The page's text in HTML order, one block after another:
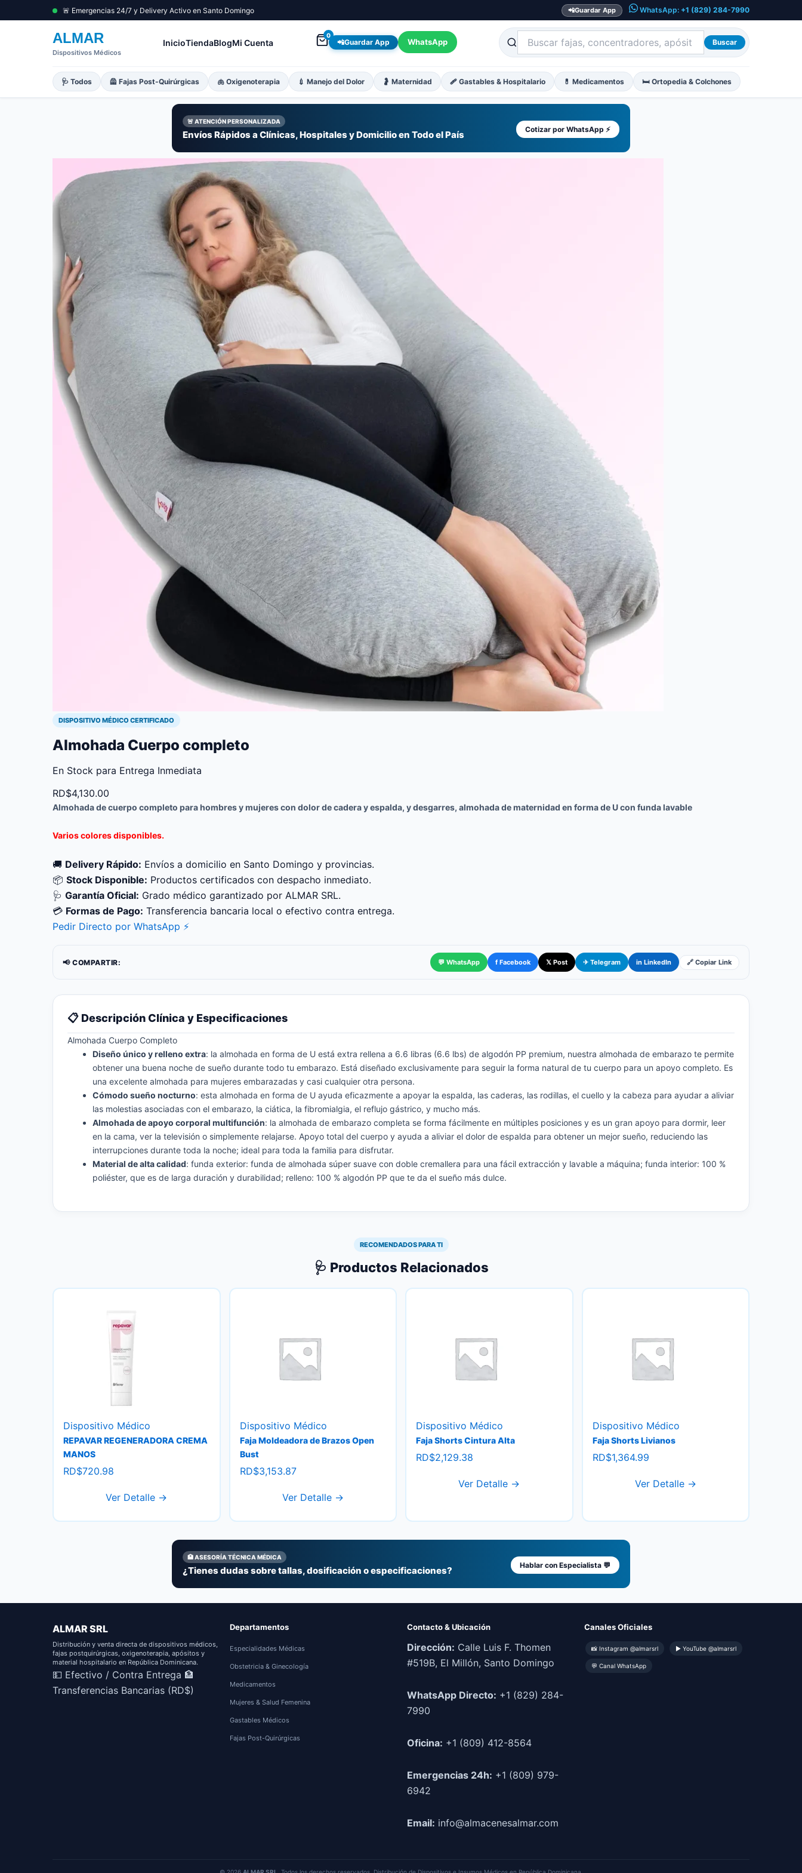
🚨 Emergencias 24/7 y Delivery Activo en Santo Domingo 📲Guardar App WhatsApp: +1 (829) 284-7990
ALMAR
Dispositivos Médicos
InicioTiendaBlogMi Cuenta
0
📲Guardar App WhatsApp Buscar
🩺 Todos 🦺 Fajas Post-Quirúrgicas 🫁 Oxigenoterapia 💉 Manejo del Dolor 🤰 Maternidad 🩹 Gastables & Hospitalario 💊 Medicamentos 🛏️ Ortopedia & Colchones
🚨 ATENCIÓN PERSONALIZADA
Envíos Rápidos a Clínicas, Hospitales y Domicilio en Todo el País Cotizar por WhatsApp ⚡
DISPOSITIVO MÉDICO CERTIFICADO
Almohada Cuerpo completo
En Stock para Entrega Inmediata
RD$4,130.00
Almohada de cuerpo completo para hombres y mujeres con dolor de cadera y espalda, y desgarres, almohada de maternidad en forma de U con funda lavable
Varios colores disponibles.
🚚 Delivery Rápido: Envíos a domicilio en Santo Domingo y provincias.
📦 Stock Disponible: Productos certificados con despacho inmediato.
🩺 Garantía Oficial: Grado médico garantizado por ALMAR SRL.
💳 Formas de Pago: Transferencia bancaria local o efectivo contra entrega.
Pedir Directo por WhatsApp ⚡
📢 COMPARTIR: 💬 WhatsApp f Facebook 𝕏 Post ✈ Telegram in LinkedIn 🔗 Copiar Link
📋 Descripción Clínica y Especificaciones
Almohada Cuerpo Completo
Diseño único y relleno extra: la almohada en forma de U está extra rellena a 6.6 libras (6.6 lbs) de algodón PP premium, nuestra almohada de embarazo te permite
obtener una buena noche de sueño durante todo tu embarazo. Está diseñado exclusivamente para seguir la forma natural de tu cuerpo para un apoyo completo. Es
una excelente almohada para mujeres embarazadas y casi cualquier otra persona.
Cómodo sueño nocturno: esta almohada en forma de U ayuda eficazmente a apoyar la espalda, las caderas, las rodillas, el cuello y la cabeza para ayudar a aliviar
las molestias asociadas con el embarazo, la ciática, la fibromialgia, el reflujo gástrico, y mucho más.
Almohada de apoyo corporal multifunción: la almohada de embarazo completa se forma fácilmente en múltiples posiciones y es un gran apoyo para dormir, leer
en la cama, ver la televisión o simplemente relajarse. Apoyo total del cuerpo y ayuda a aliviar el dolor de espalda para obtener un mejor sueño, reduciendo las
interrupciones durante toda la noche; ideal para toda la familia para disfrutar.
Material de alta calidad: funda exterior: funda de almohada súper suave con doble cremallera para una fácil extracción y lavable a máquina; funda interior: 100 %
poliéster, que es de larga duración y durabilidad; relleno: 100 % algodón PP que te da el sueño más dulce.
RECOMENDADOS PARA TI
🩺 Productos Relacionados
Dispositivo Médico
REPAVAR REGENERADORA CREMA
MANOS
RD$720.98
Ver Detalle →
Dispositivo Médico
Faja Moldeadora de Brazos Open
Bust
RD$3,153.87
Ver Detalle →
Dispositivo Médico
Faja Shorts Cintura Alta
RD$2,129.38
Ver Detalle →
Dispositivo Médico
Faja Shorts Livianos
RD$1,364.99
Ver Detalle →
🏥 ASESORÍA TÉCNICA MÉDICA
¿Tienes dudas sobre tallas, dosificación o especificaciones? Hablar con Especialista 💬
ALMAR SRL
Distribución y venta directa de dispositivos médicos,
fajas postquirúrgicas, oxigenoterapia, apósitos y
material hospitalario en República Dominicana.
💵 Efectivo / Contra Entrega 🏦
Transferencias Bancarias (RD$)
Departamentos
Especialidades Médicas
Obstetricia & Ginecología
Medicamentos
Mujeres & Salud Femenina
Gastables Médicos
Fajas Post-Quirúrgicas
Contacto & Ubicación
Dirección: Calle Luis F. Thomen
#519B, El Millón, Santo Domingo
WhatsApp Directo: +1 (829) 284-
7990
Oficina: +1 (809) 412-8564
Emergencias 24h: +1 (809) 979-
6942
Email: info@almacenesalmar.com
Canales Oficiales
📸 Instagram @almarsrl ▶ YouTube @almarsrl
💬 Canal WhatsApp